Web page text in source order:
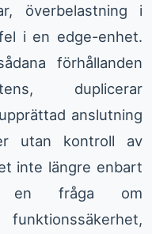
överbelastning i
i en edge-enhet.
förhållanden
duplicerar
anslutning
utan kontroll av
inte längre enbart
en fråga om